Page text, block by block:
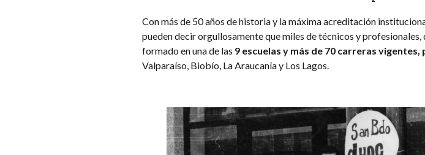
Con más de 50 años de historia y la máxima acreditación
pueden decir orgullosamente que miles de técnicos y
formado en una de las 9 escuelas y más de 70 carreras vigentes,
Valparaíso, Biobío, La Araucanía y Los Lagos.